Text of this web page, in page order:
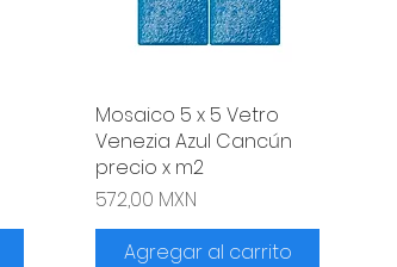
Vista rápida
Mosaico 5 x 5 Vetro
Venezia Azul Cancún
precio x m2
Precio
572,00 MXN
Agregar al carrito